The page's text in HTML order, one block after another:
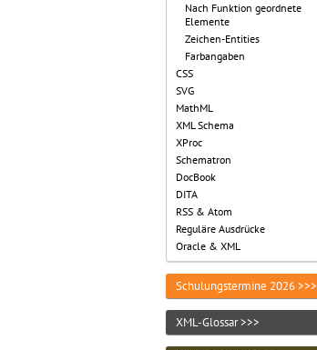
Nach Funktion geordnete
Elemente
Zeichen-Entities
Farbangaben
CSS
SVG
MathML
XML Schema
XProc
Schematron
DocBook
DITA
RSS & Atom
Reguläre Ausdrücke
Oracle & XML
Schulungstermine 2026 >>>
XML-Glossar >>>